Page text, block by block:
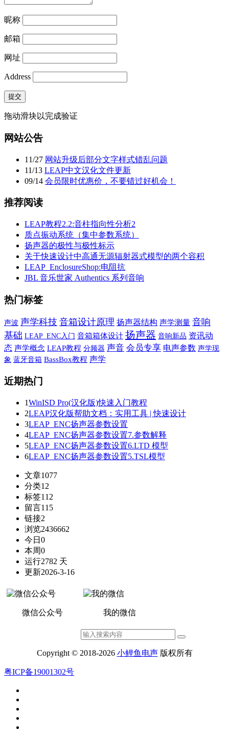
昵称
邮箱
网址
Address
提交
拖动滑块以完成验证
网站公告
11/27 网站升级后部分文字样式错乱问题
11/13 LEAP中文汉化文件更新
09/14 会员限时优惠价，不要错过好机会！
推荐阅读
LEAP教程2.2:音柱指向性分析2
质点振动系统（集中参数系统）
扬声器的极性与极性标示
关于快速设计中高通无源辐射器式模型的两个容积
LEAP_EnclosureShop:电阻抗
JBL 音乐世家 Authentics 系列音响
热门标签
声波 声学科技 音箱设计原理 扬声器结构 声学测量 音响
基础 LEAP_ENC入门 音箱箱体设计 扬声器 音响新品 资讯动
态 声学概念 LEAP教程 分频器 声音 会员专享 电声参数 声学现
象 蓝牙音箱 BassBox教程 声学
近期热门
1WinISD Pro(汉化版)快速入门教程
2LEAP汉化版帮助文档：实用工具 | 快速设计
3LEAP_ENC扬声器参数设置
4LEAP_ENC扬声器参数设置7.参数解释
5LEAP_ENC扬声器参数设置6.LTD 模型
6LEAP_ENC扬声器参数设置5.TSL模型
文章1077
分类12
标签112
留言115
链接2
浏览2436662
今日 0
本周0
运行2782 天
更新2026-3-16
微信公众号 我的微信
Copyright © 2018-2026 小鲤鱼电声版权所有
粤ICP备19001302号